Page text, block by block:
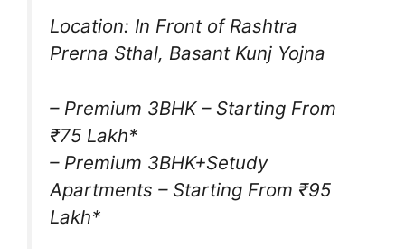
Location: In Front of Rashtra
Prerna Sthal, Basant Kunj Yojna
– Premium 3BHK – Starting From
₹75 Lakh*
– Premium 3BHK+Setudy
Apartments – Starting From ₹95
Lakh*